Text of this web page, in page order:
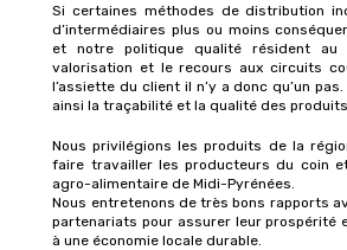
Si certaines méthodes de distribution
d’intermédiaires plus ou moins
et notre politique qualité résident au
valorisation et le recours aux circuits
l’assiette du client il n’y a donc qu’un
ainsi la traçabilité et la qualité des produits.
Nous privilégions les produits de la
faire travailler les producteurs du coin
agro-alimentaire de Midi-Pyrénées.
Nous entretenons de très bons rapports
partenariats pour assurer leur prospérité
à une économie locale durable.